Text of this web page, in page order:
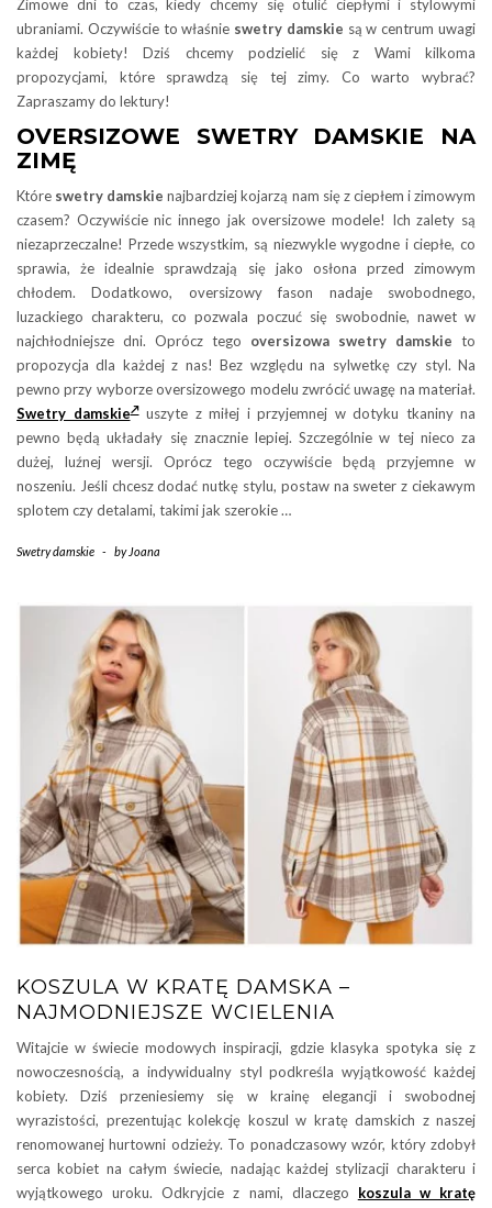
Zimowe dni to czas, kiedy chcemy się otulić ciepłymi i stylowymi
ubraniami. Oczywiście to właśnie swetry damskie są w centrum uwagi
każdej kobiety! Dziś chcemy podzielić się z Wami kilkoma
propozycjami, które sprawdzą się tej zimy. Co warto wybrać?
Zapraszamy do lektury!
OVERSIZOWE SWETRY DAMSKIE NA
ZIMĘ
Które swetry damskie najbardziej kojarzą nam się z ciepłem i zimowym
czasem? Oczywiście nic innego jak oversizowe modele! Ich zalety są
niezaprzeczalne! Przede wszystkim, są niezwykle wygodne i ciepłe, co
sprawia, że idealnie sprawdzają się jako osłona przed zimowym
chłodem. Dodatkowo, oversizowy fason nadaje swobodnego,
luzackiego charakteru, co pozwala poczuć się swobodnie, nawet w
najchłodniejsze dni. Oprócz tego oversizowa swetry damskie to
propozycja dla każdej z nas! Bez względu na sylwetkę czy styl. Na
pewno przy wyborze oversizowego modelu zwrócić uwagę na materiał.
Swetry damskie uszyte z miłej i przyjemnej w dotyku tkaniny na
pewno będą układały się znacznie lepiej. Szczególnie w tej nieco za
dużej, luźnej wersji. Oprócz tego oczywiście będą przyjemne w
noszeniu. Jeśli chcesz dodać nutkę stylu, postaw na sweter z ciekawym
splotem czy detalami, takimi jak szerokie…
Swetry damskie - by Joana
KOSZULA W KRATĘ DAMSKA –
NAJMODNIEJSZE WCIELENIA
Witajcie w świecie modowych inspiracji, gdzie klasyka spotyka się z
nowoczesnością, a indywidualny styl podkreśla wyjątkowość każdej
kobiety. Dziś przeniesiemy się w krainę elegancji i swobodnej
wyrazistości, prezentując kolekcję koszul w kratę damskich z naszej
renomowanej hurtowni odzieży. To ponadczasowy wzór, który zdobył
serca kobiet na całym świecie, nadając każdej stylizacji charakteru i
wyjątkowego uroku. Odkryjcie z nami, dlaczego koszula w kratę